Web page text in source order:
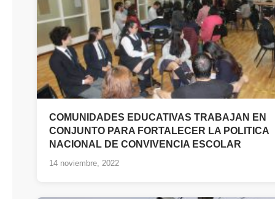
COMUNIDADES EDUCATIVAS TRABAJAN EN
CONJUNTO PARA FORTALECER LA POLITICA
NACIONAL DE CONVIVENCIA ESCOLAR
14 noviembre, 2022